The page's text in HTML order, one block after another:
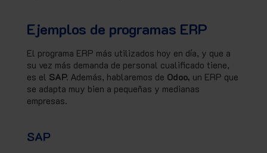
Ejemplos de programas ERP
El programa ERP más utilizados hoy en día, y que a
su vez más demanda de personal cualificado tiene,
es el SAP. Además, hablaremos de Odoo, un ERP que
se adapta muy bien a pequeñas y medianas
empresas.
SAP